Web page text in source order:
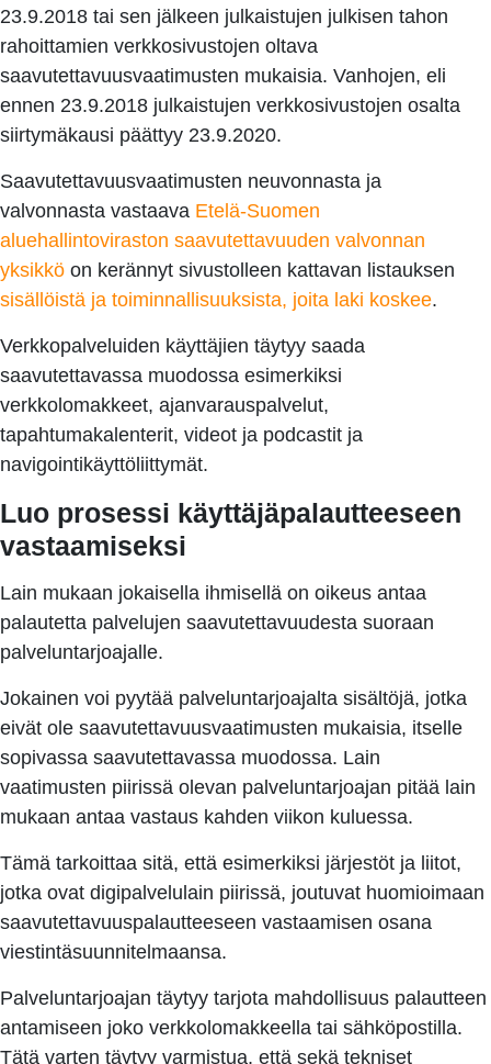
23.9.2018 tai sen jälkeen julkaistujen julkisen tahon
rahoittamien verkkosivustojen oltava
saavutettavuusvaatimusten mukaisia. Vanhojen, eli
ennen 23.9.2018 julkaistujen verkkosivustojen osalta
siirtymäkausi päättyy 23.9.2020.
Saavutettavuusvaatimusten neuvonnasta ja
valvonnasta vastaava Etelä-Suomen
aluehallintoviraston saavutettavuuden valvonnan
yksikkö on kerännyt sivustolleen kattavan listauksen
sisällöistä ja toiminnallisuuksista, joita laki koskee.
Verkkopalveluiden käyttäjien täytyy saada
saavutettavassa muodossa esimerkiksi
verkkolomakkeet, ajanvarauspalvelut,
tapahtumakalenterit, videot ja podcastit ja
navigointikäyttöliittymät.
Luo prosessi käyttäjäpalautteeseen
vastaamiseksi
Lain mukaan jokaisella ihmisellä on oikeus antaa
palautetta palvelujen saavutettavuudesta suoraan
palveluntarjoajalle.
Jokainen voi pyytää palveluntarjoajalta sisältöjä, jotka
eivät ole saavutettavuusvaatimusten mukaisia, itselle
sopivassa saavutettavassa muodossa. Lain
vaatimusten piirissä olevan palveluntarjoajan pitää lain
mukaan antaa vastaus kahden viikon kuluessa.
Tämä tarkoittaa sitä, että esimerkiksi järjestöt ja liitot,
jotka ovat digipalvelulain piirissä, joutuvat huomioimaan
saavutettavuuspalautteeseen vastaamisen osana
viestintäsuunnitelmaansa.
Palveluntarjoajan täytyy tarjota mahdollisuus palautteen
antamiseen joko verkkolomakkeella tai sähköpostilla.
Tätä varten täytyy varmistua, että sekä tekniset